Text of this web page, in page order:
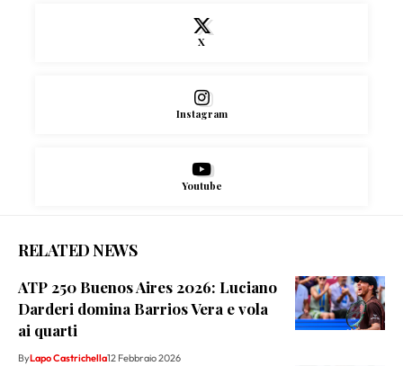
X
Instagram
Youtube
RELATED NEWS
ATP 250 Buenos Aires 2026: Luciano
Darderi domina Barrios Vera e vola
ai quarti
ByLapo Castrichella12 Febbraio 2026